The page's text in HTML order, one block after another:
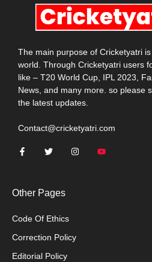
The main purpose of Cricketyatri
world. Through Cricketyatri users
like – T20 World Cup, IPL 2023,
News, and many more. so please
the latest updates.
Contact@cricketyatri.com
Other Pages
Code Of Ethics
Correction Policy
Editorial Policy